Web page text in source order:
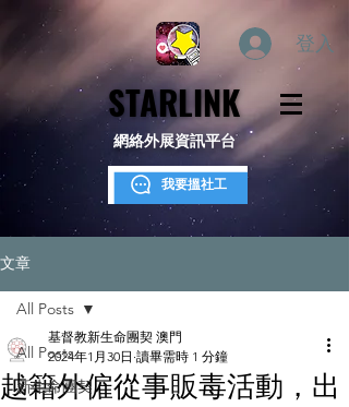
登入
STARLINK
STARLINK
網絡外展資訊平台
我要搵社工
文章
All Posts
新生命團契
All Posts
越籍外僱從事販毒活動，出
基督教新生命團契 澳門
2024年1月30日 讀畢需時 1 分鐘